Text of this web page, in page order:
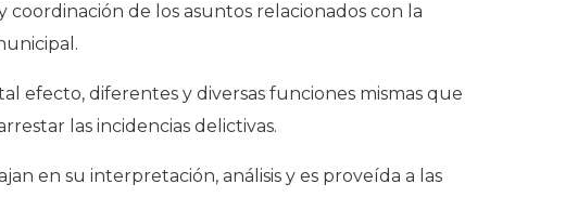
coordinación de los asuntos relacionados con la
efecto, diferentes y diversas funciones mismas que
las incidencias delictivas.
en su interpretación, análisis y es proveída a las